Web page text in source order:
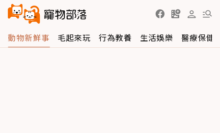
動物新鮮事 毛起來玩 行為教養 生活娛樂 醫療保健